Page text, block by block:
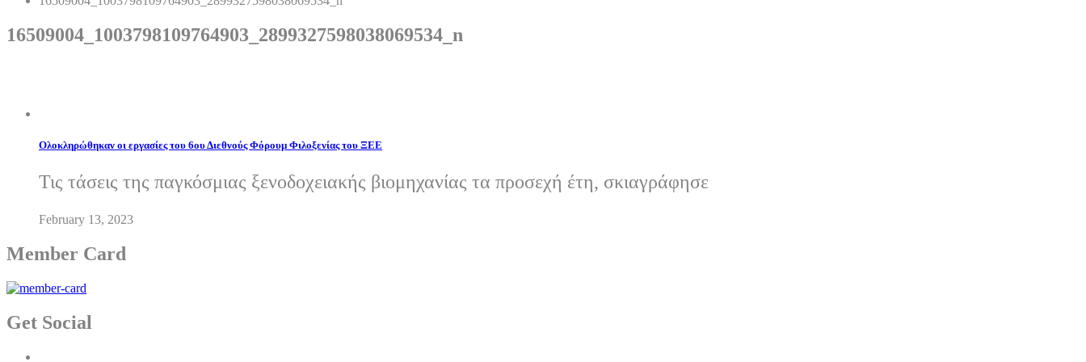
16509004_1003798109764903_2899327598038069534_n
Ολοκληρώθηκαν οι εργασίες του 6ου Διεθνούς Φόρουμ Φιλοξενίας του ΞΕΕ
Τις τάσεις της παγκόσμιας ξενοδοχειακής βιομηχανίας τα προσεχή έτη, σκιαγράφησε
February 13, 2023
Member Card
Get Social